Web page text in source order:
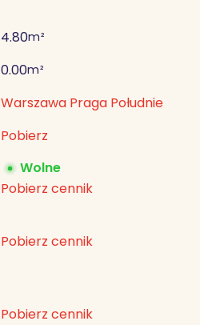
4.80m²
0.00m²
Warszawa Praga Południe
Pobierz
Wolne
Pobierz cennik
Pobierz cennik
Pobierz cennik